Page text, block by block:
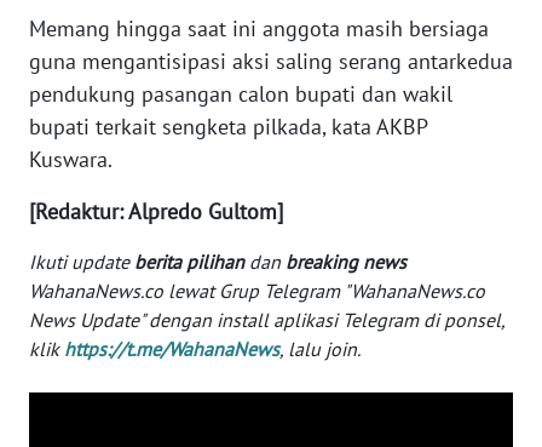
Memang hingga saat ini anggota masih bersiaga
guna mengantisipasi aksi saling serang antarkedua
pendukung pasangan calon bupati dan wakil
bupati terkait sengketa pilkada, kata AKBP
Kuswara.
[Redaktur: Alpredo Gultom]
Ikuti update berita pilihandan breaking news
WahanaNews.co lewat Grup Telegram "WahanaNews.co
News Update" dengan install aplikasi Telegram di ponsel,
klik https://t.me/WahanaNews, lalu join.
NTT
WN
KEPRI
PAPUA
WN
PAPUA
BARAT
WN